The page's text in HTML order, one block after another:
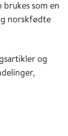
som en
norskfødte
og